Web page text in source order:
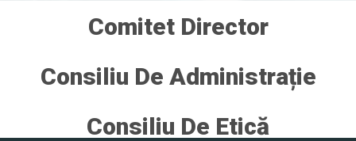
Comitet Director
Consiliu De Administrație
Consiliu De Etică